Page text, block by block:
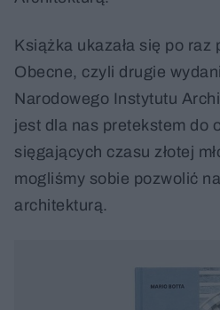
Książka ukazała się po raz
Obecne, czyli drugie
Narodowego Instytutu
jest dla nas pretekstem do
sięgających czasu złotej
mogliśmy sobie pozwolić
architekturą.